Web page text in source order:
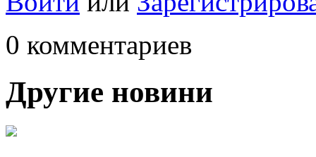
0 комментариев
Другие новини